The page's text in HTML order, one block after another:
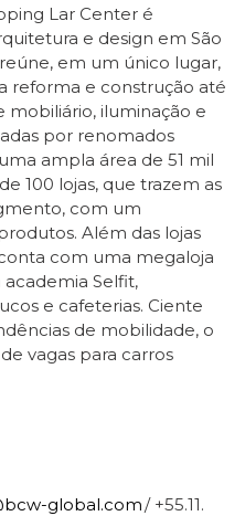
Lar Center é
e design em São
em um único lugar,
reforma e construção até
mobiliário, iluminação e
por renomados
ampla área de 51 mil
100 lojas, que trazem as
com um
Além das lojas
com uma megaloja
Selfit,
e cafeterias. Ciente
de mobilidade, o
vagas para carros
global.com/ +55.11.